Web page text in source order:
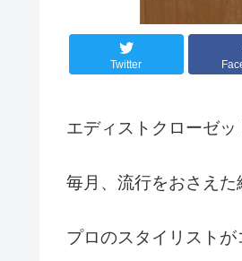
Twitter
エディストクローゼッ
毎月、流行をおさえた
プロのスタイリストが